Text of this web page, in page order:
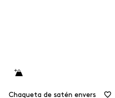
Chaqueta de satén envers